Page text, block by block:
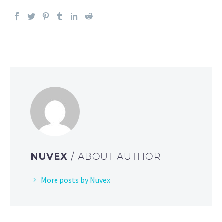
NUVEX / ABOUT AUTHOR
More posts by Nuvex